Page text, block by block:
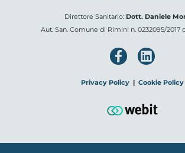
Direttore Sanitario: Dott. Daniele
Aut. San. Comune di Rimini n. 0232095/2017
Privacy Policy | Cookie Policy